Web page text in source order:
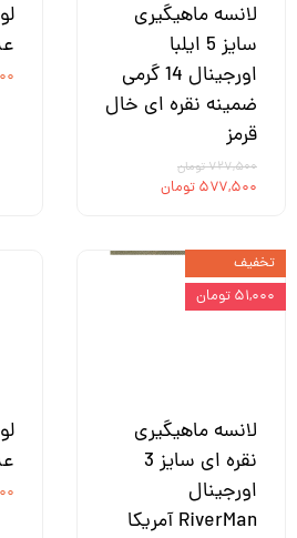
لانسه ماهیگیری
سایز 5 ایلبا
اورجینال 14 گرمی
ضمینه نقره ای خال
قرمز
۷۲۷,۵۰۰ تومان
۵۷۷,۵۰۰ تومان
لانسه ماهیگیری
نقره ای سایز 3
اورجینال
RiverMan آمریکا
تخفیف
۵۱,۰۰۰ تومان